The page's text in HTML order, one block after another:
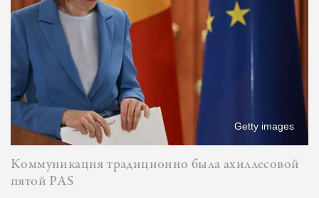
Getty images
Коммуникация традиционно была ахиллесовой
пятой PAS